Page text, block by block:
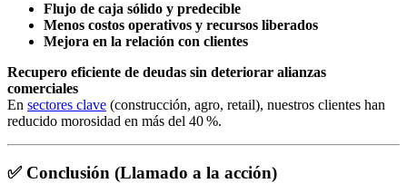
Flujo de caja sólido y predecible
Menos costos operativos y recursos liberados
Mejora en la relación con clientes
Recupero eficiente de deudas sin deteriorar alianzas
comerciales
En sectores clave (construcción, agro, retail), nuestros clientes han
reducido morosidad en más del 40 %.
✅ Conclusión (Llamado a la acción)